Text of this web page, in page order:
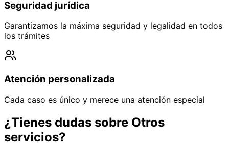
Seguridad jurídica
Garantizamos la máxima seguridad y legalidad en todos
los trámites
Atención personalizada
Cada caso es único y merece una atención especial
¿Tienes dudas sobre Otros
servicios?